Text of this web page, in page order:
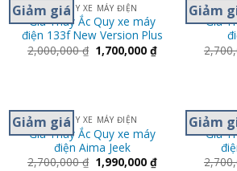
Giảm giáẮC QUY XE MÁY ĐIỆN
Giá Thay Ắc Quy xe máy
điện 133f New Version Plus
2,000,000₫ 1,700,000₫
Giảm
Giá
Giảm giáẮC QUY XE MÁY ĐIỆN
Giá Thay Ắc Quy xe máy
điện Aima Jeek
2,700,000₫ 1,990,000₫
Giảm
Giá